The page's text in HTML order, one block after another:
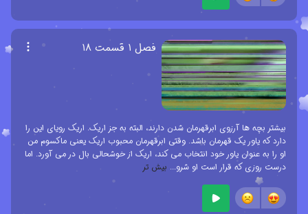
فصل ۱ قسمت ۱۸
بیشتر بچه ها آرزوی ابرقهرمان شدن دارند، البته به جز اریک. اریک رویای این را
دارد که یاور یک قهرمان باشد. وقتی ابرقهرمان محبوب اریک یعنی ماکسوم من
او را به عنوان یاور خود انتخاب می کند، اریک از خوشحالی بال در می آورد. اما
درست روزی که قرار است او شرو... بیش تر